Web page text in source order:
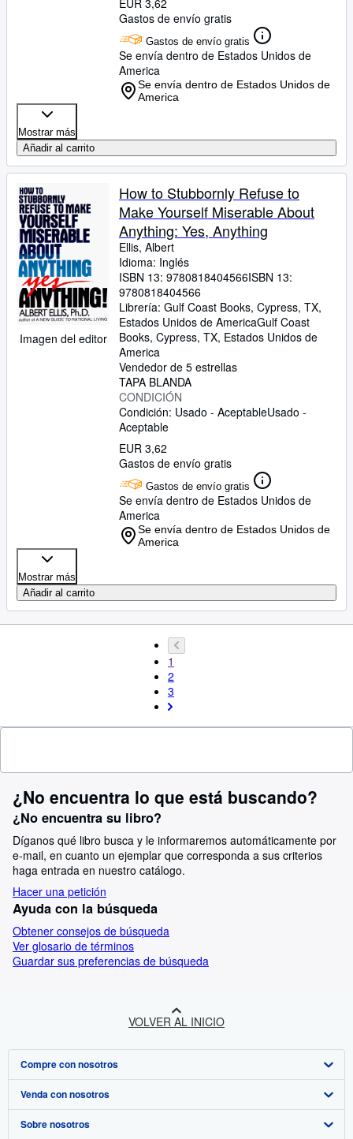
EUR 3,62
Gastos de envío gratis
Gastos de envío gratis
Se envía dentro de Estados Unidos de
America
Se envía dentro de Estados Unidos de
America
Mostrar más
Añadir al carrito
Imagen del editor
How to Stubbornly Refuse to
Make Yourself Miserable About
Anything: Yes, Anything
Ellis, Albert
Idioma: Inglés
ISBN 13: 9780818404566ISBN 13:
9780818404566
Librería: Gulf Coast Books, Cypress, TX,
Estados Unidos de AmericaGulf Coast
Books, Cypress, TX, Estados Unidos de
America
Vendedor de 5 estrellas
TAPA BLANDA
CONDICIÓN
Condición: Usado - AceptableUsado -
Aceptable
EUR 3,62
Gastos de envío gratis
Gastos de envío gratis
Se envía dentro de Estados Unidos de
America
Se envía dentro de Estados Unidos de
America
Mostrar más
Añadir al carrito
1
2
3
¿No encuentra lo que está buscando?
¿No encuentra su libro?
Díganos qué libro busca y le informaremos automáticamente por
e-mail, en cuanto un ejemplar que corresponda a sus criterios
haga entrada en nuestro catálogo.
Hacer una petición
Ayuda con la búsqueda
Obtener consejos de búsqueda
Ver glosario de términos
Guardar sus preferencias de búsqueda
VOLVER AL INICIO
Compre con nosotros
Búsqueda avanzada
Colecciones
Venda con nosotros
Comenzar a vender
Sobre nosotros